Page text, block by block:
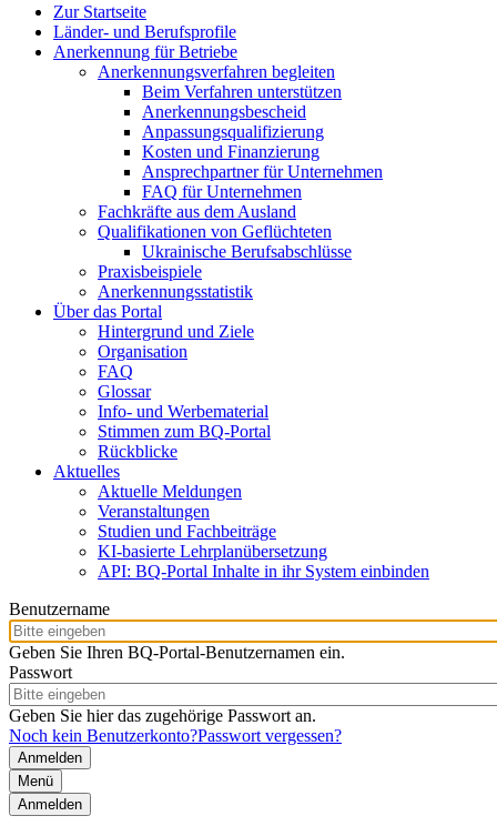
Zur Startseite
Länder- und Berufsprofile
Anerkennung für Betriebe
Anerkennungsverfahren begleiten
Beim Verfahren unterstützen
Anerkennungsbescheid
Anpassungsqualifizierung
Kosten und Finanzierung
Ansprechpartner für Unternehmen
FAQ für Unternehmen
Fachkräfte aus dem Ausland
Qualifikationen von Geflüchteten
Ukrainische Berufsabschlüsse
Praxisbeispiele
Anerkennungsstatistik
Über das Portal
Hintergrund und Ziele
Organisation
FAQ
Glossar
Info- und Werbematerial
Stimmen zum BQ-Portal
Rückblicke
Aktuelles
Aktuelle Meldungen
Veranstaltungen
Studien und Fachbeiträge
KI-basierte Lehrplanübersetzung
API: BQ-Portal Inhalte in ihr System einbinden
Benutzername
Geben Sie Ihren BQ-Portal-Benutzernamen ein.
Passwort
Geben Sie hier das zugehörige Passwort an.
Noch kein Benutzerkonto?Passwort vergessen?
Menü
Anmelden